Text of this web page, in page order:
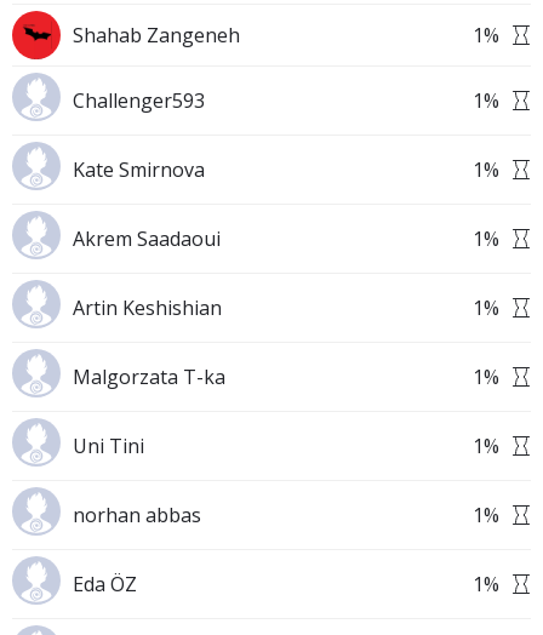
Shahab Zangeneh 1%
Challenger593 1%
Kate Smirnova 1%
Akrem Saadaoui 1%
Artin Keshishian 1%
Malgorzata T-ka 1%
Uni Tini 1%
norhan abbas 1%
Eda ÖZ 1%